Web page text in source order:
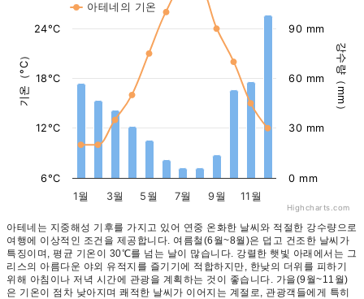
기온（°C） 강수량（mm）
아테네의 기온
1월 3월 5월 7월 9월 11월
6°C
12°C
18°C
24°C
0 mm
30 mm
60 mm
90 mm
Highcharts.com
아테네는 지중해성 기후를 가지고 있어 연중 온화한 날씨와 적절한 강수량으로
여행에 이상적인 조건을 제공합니다. 여름철(6월~8월)은 덥고 건조한 날씨가
특징이며, 평균 기온이 30℃를 넘는 날이 많습니다. 강렬한 햇빛 아래에서는 그
리스의 아름다운 야외 유적지를 즐기기에 적합하지만, 한낮의 더위를 피하기
위해 아침이나 저녁 시간에 관광을 계획하는 것이 좋습니다. 가을(9월~11월)
은 기온이 점차 낮아지며 쾌적한 날씨가 이어지는 계절로, 관광객들에게 특히